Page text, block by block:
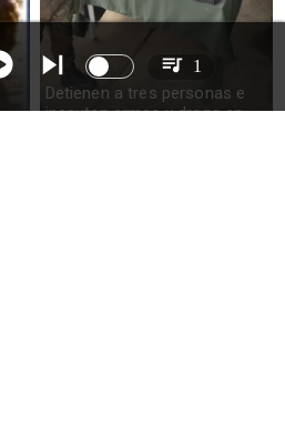
Detienen a tres personas e
incautan armas y droga en
1